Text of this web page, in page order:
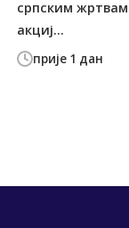
прије 1 дан
српским
акциј...